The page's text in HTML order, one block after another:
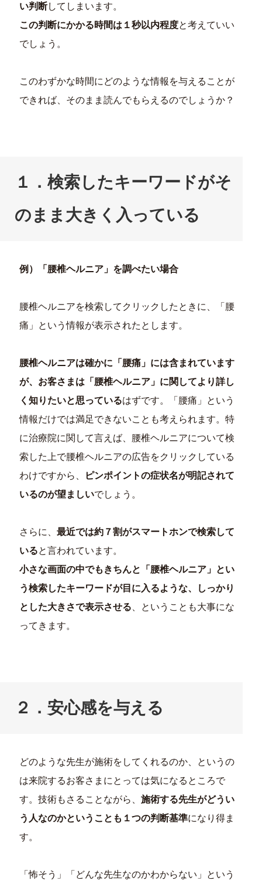
い判断してしまいます。
この判断にかかる時間は１秒以内程度と考えていい
でしょう。
このわずかな時間にどのような情報を与えることが
できれば、そのまま読んでもらえるのでしょうか？
１．検索したキーワードがそ
のまま大きく入っている
例）「腰椎ヘルニア」を調べたい場合
腰椎ヘルニアを検索してクリックしたときに、「腰
痛」という情報が表示されたとします。
腰椎ヘルニアは確かに「腰痛」には含まれています
が、お客さまは「腰椎ヘルニア」に関してより詳し
く知りたいと思っているはずです。「腰痛」という
情報だけでは満足できないことも考えられます。特
に治療院に関して言えば、腰椎ヘルニアについて検
索した上で腰椎ヘルニアの広告をクリックしている
わけですから、
ピンポイントの症状名が明記されて
いるのが望ましいでしょう。
さらに、最近では約７割がスマートホンで検索して
いると言われています。
小さな画面の中でもきちんと「腰椎ヘルニア」とい
う検索したキーワードが目に入るような、しっかり
とした大きさで表示させる 、ということも大事にな
ってきます。
２．安心感を与える
どのような先生が施術をしてくれるのか、というの
は来院するお客さまにとっては気になるところで
す。技術もさることながら、施術する先生がどうい
う人なのかということも１つの判断基準になり得ま
す。
「怖そう」「どんな先生なのかわからない」という